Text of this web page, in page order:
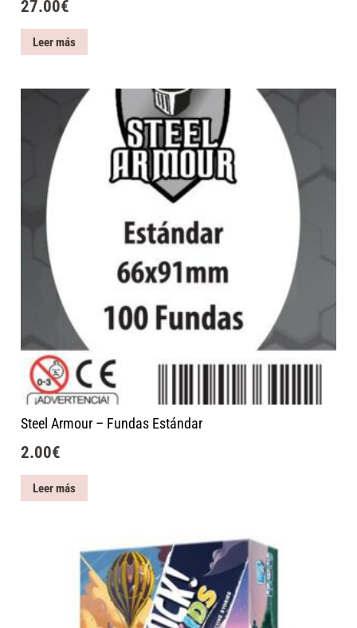
27.00€
Leer más
Steel Armour – Fundas Estándar
2.00€
Leer más